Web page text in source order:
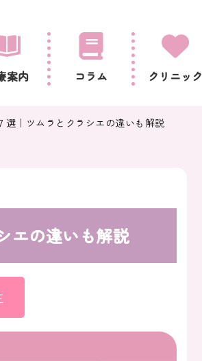
案内 コラム クリニック
選｜ツムラとクラシエの違いも解説
エの違いも解説